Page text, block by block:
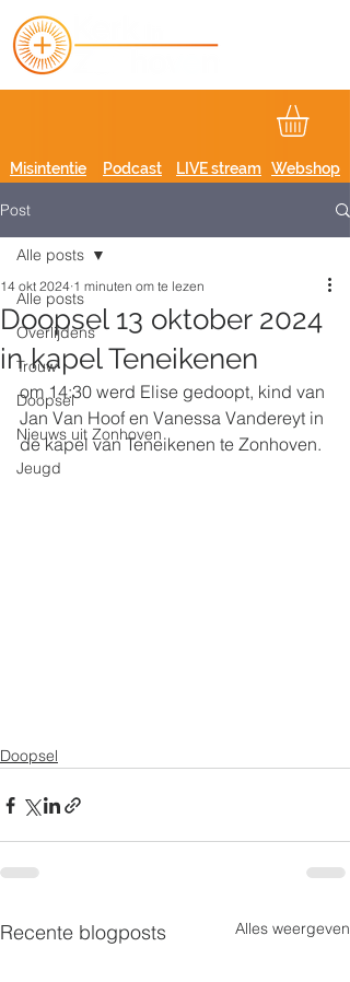
Podcast
Misintentie LIVE stream Webshop
Post
Alle posts
Overlijdens
Trouw
Doopsel
Nieuws uit Zonhoven
Jeugd
Alle posts
Doopsel 13 oktober 2024
in kapel Teneikenen
14 okt 2024 1 minuten om te lezen
om 14:30 werd Elise gedoopt, kind van
Jan Van Hoof en Vanessa Vandereyt in
de kapel van Teneikenen te Zonhoven.
Doopsel
Recente blogposts Alles weergeven